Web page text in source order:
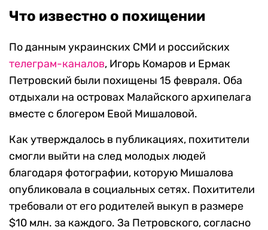
Что известно о похищении
По данным украинских СМИ и российских
телеграм-каналов, Игорь Комаров и Ермак
Петровский были похищены 15 февраля. Оба
отдыхали на островах Малайского архипелага
вместе с блогером Евой Мишаловой.
Как утверждалось в публикациях, похитители
смогли выйти на след молодых людей
благодаря фотографии, которую Мишалова
опубликовала в социальных сетях. Похитители
требовали от его родителей выкуп в размере
$10 млн. за каждого. За Петровского, согласно